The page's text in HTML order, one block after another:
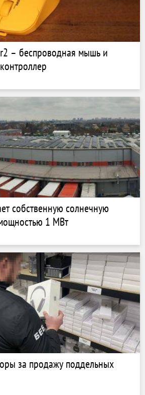
– беспроводная мышь и
собственную солнечную
1 МВт
за продажу поддельных